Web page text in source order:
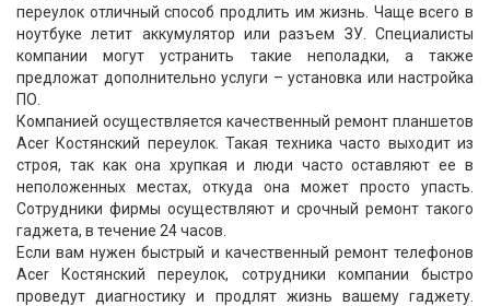
переулок отличный способ продлить им жизнь. Чаще всего в
ноутбуке летит аккумулятор или разъем ЗУ. Специалисты
компании могут устранить такие неполадки, а также
предложат дополнительно услуги – установка или настройка
ПО.
Компанией осуществляется качественный ремонт планшетов
Acer Костянский переулок. Такая техника часто выходит из
строя, так как она хрупкая и люди часто оставляют ее в
неположенных местах, откуда она может просто упасть.
Сотрудники фирмы осуществляют и срочный ремонт такого
гаджета, в течение 24 часов.
Если вам нужен быстрый и качественный ремонт телефонов
Acer Костянский переулок, сотрудники компании быстро
проведут диагностику и продлят жизнь вашему гаджету.